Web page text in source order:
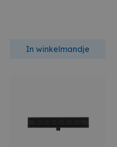
In winkelmandje